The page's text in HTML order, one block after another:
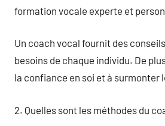
formation vocale experte et
Un coach vocal fournit des
besoins de chaque individu. De
la confiance en soi et à surmonter
2. Quelles sont les méthodes du